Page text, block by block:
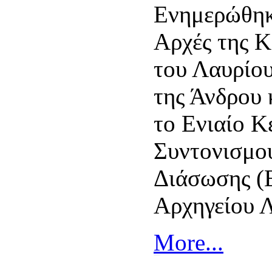
Αρχές της
του
της Άνδρου
το Ενιαίο
Διάσωσης
More...